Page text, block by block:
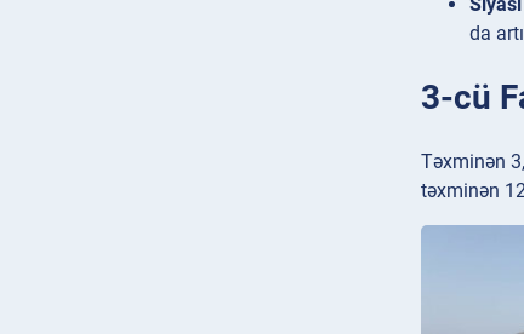
da
3-cü
Təxminən
təxminən